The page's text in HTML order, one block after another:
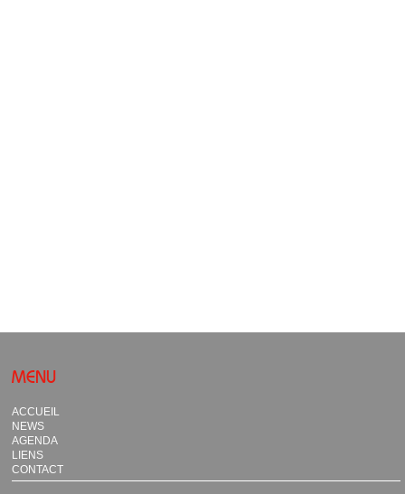
MENU
ACCUEIL
NEWS
AGENDA
LIENS
CONTACT